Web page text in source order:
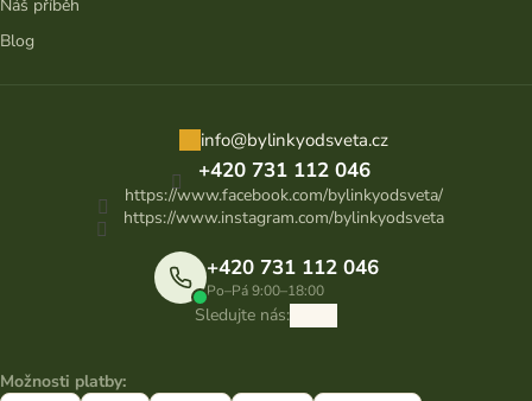
info@bylinkyodsveta.cz
+420 731 112 046
https://www.facebook.com/bylinkyodsveta/
https://www.instagram.com/bylinkyodsveta
+420 731 112 046
Po–Pá 9:00–18:00
Sledujte nás:
Náš příběh
Blog
Možnosti platby: